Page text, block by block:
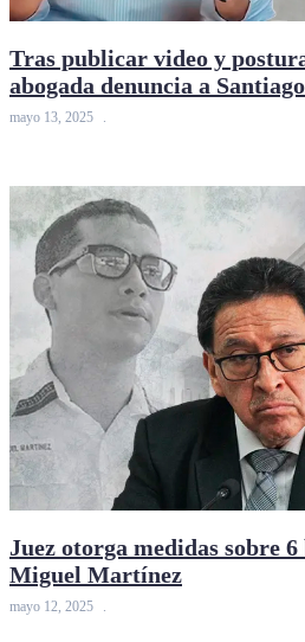
Tras publicar video y
abogada denuncia a
mayo 13, 2025
Juez otorga medidas sobre
Miguel Martínez
mayo 12, 2025